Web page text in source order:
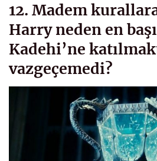
12. Madem
Harry neden en
Kadehi’ne
vazgeçemedi?